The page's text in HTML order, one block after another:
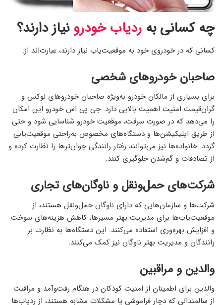
چه کسانی به ردیاب خودرونیاز دارند؟
کسانی که در خودروی خود به موقعیت‌یاب نیاز دارند، عبارت‌اند از:
صاحبان خودروهای شخصی
برای بسیاری از مالکان خودرو به‌ویژه صاحبان خودروهای لوکس و
گران‌قیمت امنیت اهمیت بالایی دارد. جی پی اس خودرو این امکان
را می‌دهد که در صورت سرقت، موقعیت خودرو شناسایی شود و حتی
از طریق اپلیکیشن‌ها و دستگاه‌های مخصوص به‌راحتی موقعیت‌یابی
گردد. خانواده‌ها نیز می‌توانند رفتار رانندگی جوان‌ترها را نظارت کرده و
از تصادفات و گم‌شدن جلوگیری کنند.
شرکت‌های حمل‌ونقل و ناوگان‌های تجاری
شرکت‌ها و سازمان‌هایی که دارای ناوگان حمل‌ونقل هستند، از
موقعیت‌یاب‌ها برای مدیریت بهتر مسیرها، کاهش هزینه‌های سوخت
و افزایش بهره‌وری استفاده می‌کنند. این دستگاه‌ها به نظارت بر
رانندگان و مدیریت بهتر ناوگان نیز کمک می‌کنند.
والدین و مراقبین
والدین برای اطمینان از امنیت کودکان در هنگام رفت‌وآمد و مراقبت
از سالمندانی که دچار فراموشی یا مشکلات مشابه هستند، از ردیاب‌ها